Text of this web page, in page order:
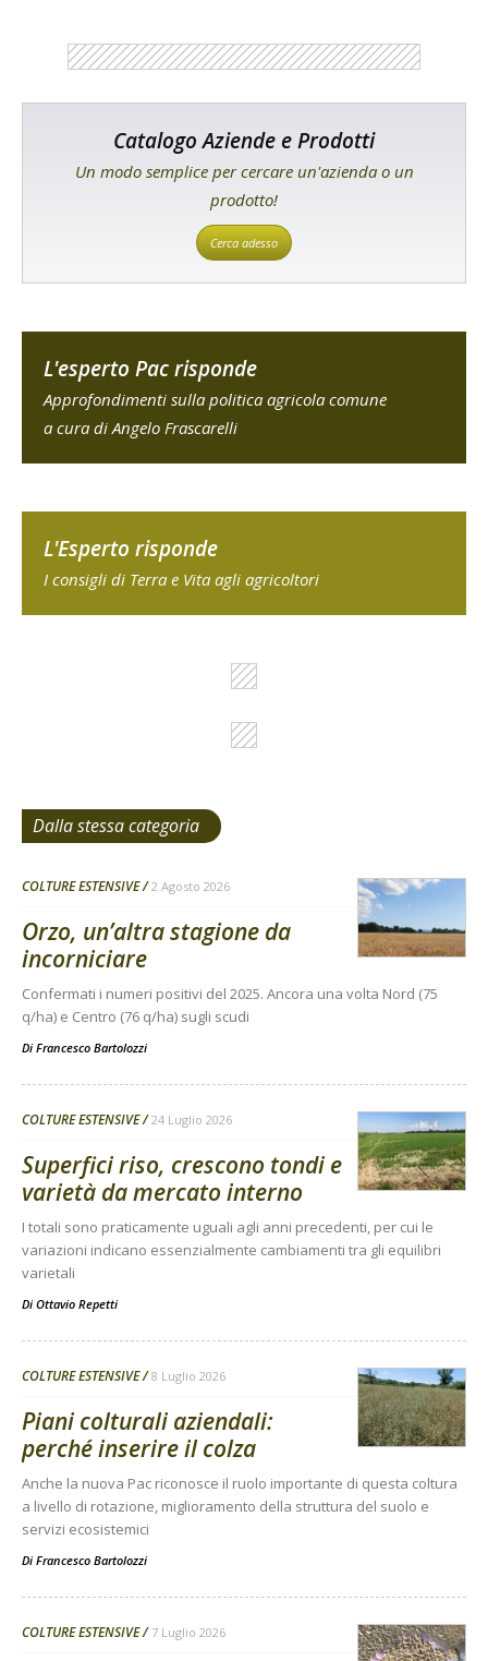
Catalogo Aziende e Prodotti
Un modo semplice per cercare un'azienda o un
prodotto!
Cerca adesso
L'esperto Pac risponde
Approfondimenti sulla politica agricola comune
a cura di Angelo Frascarelli
L'Esperto risponde
I consigli di Terra e Vita agli agricoltori
Dalla stessa categoria
COLTURE ESTENSIVE 2 Agosto 2026
Orzo, un’altra stagione da
incorniciare
Confermati i numeri positivi del 2025. Ancora una volta Nord (75
q/ha) e Centro (76 q/ha) sugli scudi
Di Francesco Bartolozzi
COLTURE ESTENSIVE 24 Luglio 2026
Superfici riso, crescono tondi e
varietà da mercato interno
I totali sono praticamente uguali agli anni precedenti, per cui le
variazioni indicano essenzialmente cambiamenti tra gli equilibri
varietali
Di Ottavio Repetti
COLTURE ESTENSIVE 8 Luglio 2026
Piani colturali aziendali:
perché inserire il colza
Anche la nuova Pac riconosce il ruolo importante di questa coltura
a livello di rotazione, miglioramento della struttura del suolo e
servizi ecosistemici
Di Francesco Bartolozzi
COLTURE ESTENSIVE 7 Luglio 2026